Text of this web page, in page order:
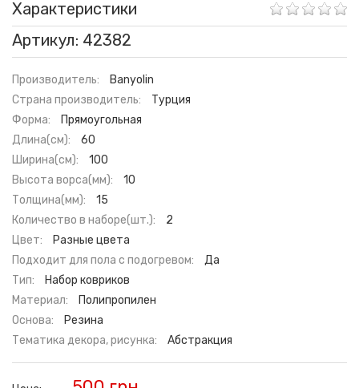
Характеристики
Артикул: 42382
Производитель:
Banyolin
Страна производитель:
Турция
Форма:
Прямоугольная
Длина(см):
60
Ширина(см):
100
Высота ворса(мм):
10
Толщина(мм):
15
Количество в наборе(шт.):
2
Цвет:
Разные цвета
Подходит для пола с подогревом:
Да
Тип:
Набор ковриков
Материал:
Полипропилен
Основа:
Резина
Тематика декора, рисунка:
Абстракция